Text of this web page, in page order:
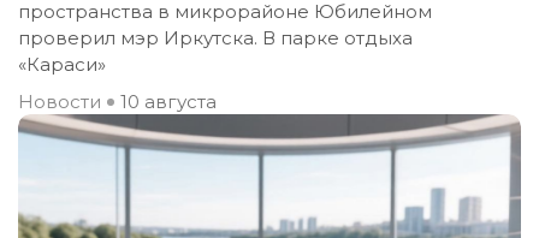
пространства в микрорайоне Юбилейном
проверил мэр Иркутска. В парке отдыха
«Караси»
Новости
10 августа